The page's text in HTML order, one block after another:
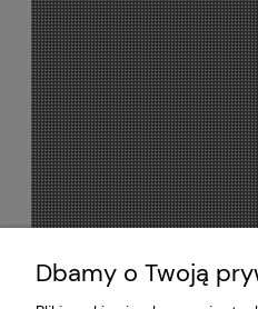
Dbamy o Twoją